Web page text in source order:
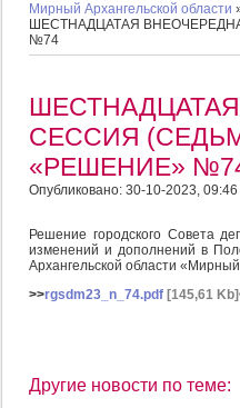
Мирный Архангельской области
ШЕСТНАДЦАТАЯ
№74
СЕССИЯ
«РЕШЕНИЕ»
Опубликовано: 30-10-2023, 09:46
Решение городского Совета
изменений и дополнений в
Архангельской области
>>rgsdm23_n_74.pdf [145,61 Kb]
Другие новости по теме: